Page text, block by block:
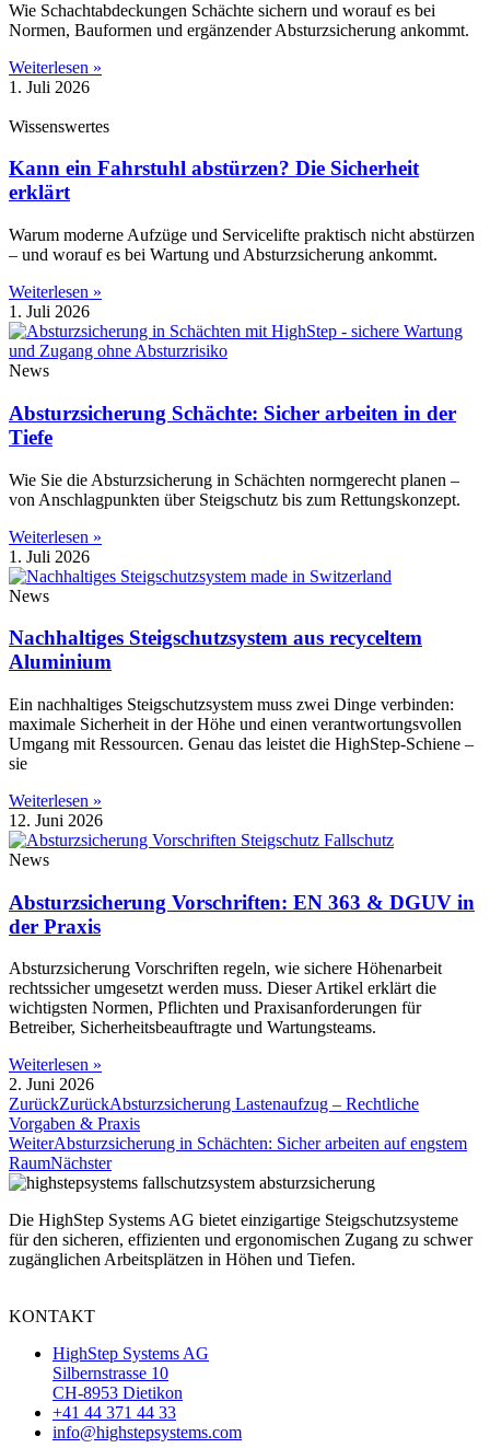
Wie Schachtabdeckungen Schächte sichern und worauf es bei
Normen, Bauformen und ergänzender Absturzsicherung ankommt.
Weiterlesen »
1. Juli 2026
Wissenswertes
Kann ein Fahrstuhl abstürzen? Die Sicherheit
erklärt
Warum moderne Aufzüge und Servicelifte praktisch nicht abstürzen
– und worauf es bei Wartung und Absturzsicherung ankommt.
Weiterlesen »
1. Juli 2026
News
Absturzsicherung Schächte: Sicher arbeiten in der
Tiefe
Wie Sie die Absturzsicherung in Schächten normgerecht planen –
von Anschlagpunkten über Steigschutz bis zum Rettungskonzept.
Weiterlesen »
1. Juli 2026
News
Nachhaltiges Steigschutzsystem aus recyceltem
Aluminium
Ein nachhaltiges Steigschutzsystem muss zwei Dinge verbinden:
maximale Sicherheit in der Höhe und einen verantwortungsvollen
Umgang mit Ressourcen. Genau das leistet die HighStep-Schiene –
sie
Weiterlesen »
12. Juni 2026
News
Absturzsicherung Vorschriften: EN 363 & DGUV in
der Praxis
Absturzsicherung Vorschriften regeln, wie sichere Höhenarbeit
rechtssicher umgesetzt werden muss. Dieser Artikel erklärt die
wichtigsten Normen, Pflichten und Praxisanforderungen für
Betreiber, Sicherheitsbeauftragte und Wartungsteams.
Weiterlesen »
2. Juni 2026
ZurückZurückAbsturzsicherung Lastenaufzug – Rechtliche
Vorgaben & Praxis
WeiterAbsturzsicherung in Schächten: Sicher arbeiten auf engstem
RaumNächster
Die HighStep Systems AG bietet einzigartige Steigschutzsysteme
für den sicheren, effizienten und ergonomischen Zugang zu schwer
zugänglichen Arbeitsplätzen in Höhen und Tiefen.
KONTAKT
HighStep Systems AG
Silbernstrasse 10
CH-8953 Dietikon
+41 44 371 44 33
info@highstepsystems.com